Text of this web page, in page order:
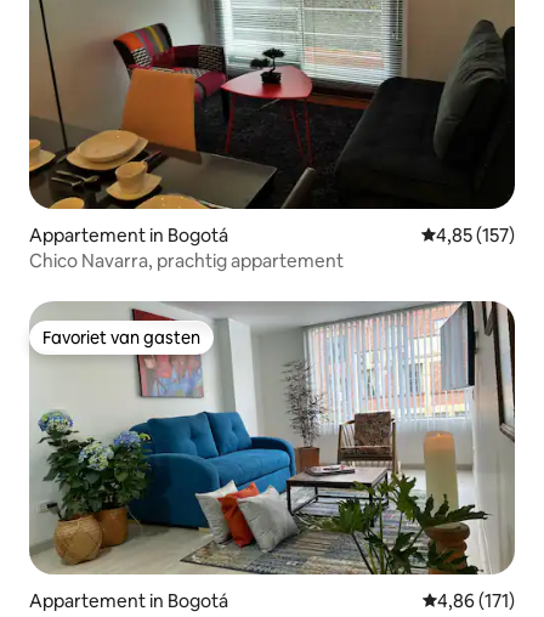
Appartement in Bogotá Gemiddelde
4,85 (157)
Chico Navarra, prachtig appartement
Favoriet van gasten
Favoriet van gasten
Appartement in Bogotá Gemiddelde
4,86 (171)